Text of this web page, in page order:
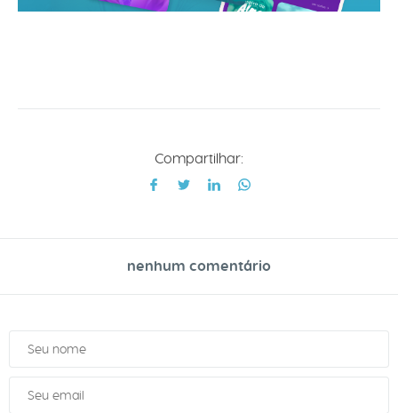
Compartilhar:
nenhum comentário